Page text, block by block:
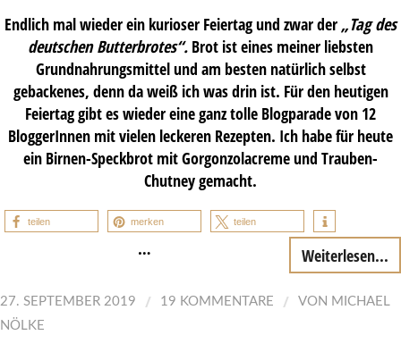
Endlich mal wieder ein kurioser Feiertag und zwar der „Tag des
deutschen Butterbrotes“. Brot ist eines meiner liebsten
Grundnahrungsmittel und am besten natürlich selbst
gebackenes, denn da weiß ich was drin ist. Für den heutigen
Feiertag gibt es wieder eine ganz tolle Blogparade von 12
BloggerInnen mit vielen leckeren Rezepten. Ich habe für heute
ein Birnen-Speckbrot mit Gorgonzolacreme und Trauben-
Chutney gemacht.
teilen merken teilen
… Weiterlesen...
27. SEPTEMBER 2019 / 19 KOMMENTARE / VON MICHAEL
NÖLKE